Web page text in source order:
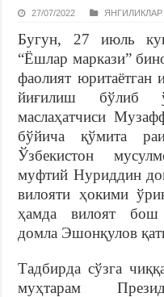
27/07/2022 ЯНГИЛИКЛАР
Бугун, 27 июль
“Ёшлар маркази”
фаолият юритаётган
йиғилиш бўлиб
маслаҳатчиси
бўйича қўмита
Ўзбекистон
муфтий Нуриддин
вилояти ҳокими
ҳамда вилоят бош
домла Эшонқулов
Тадбирда сўзга
муҳтарам